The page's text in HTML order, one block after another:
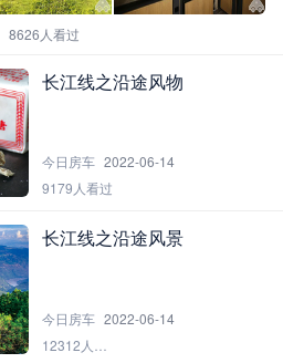
8626人看过
长江线之沿途风物
今日房车 2022-06-14
9179人看过
长江线之沿途风景
今日房车 2022-06-14